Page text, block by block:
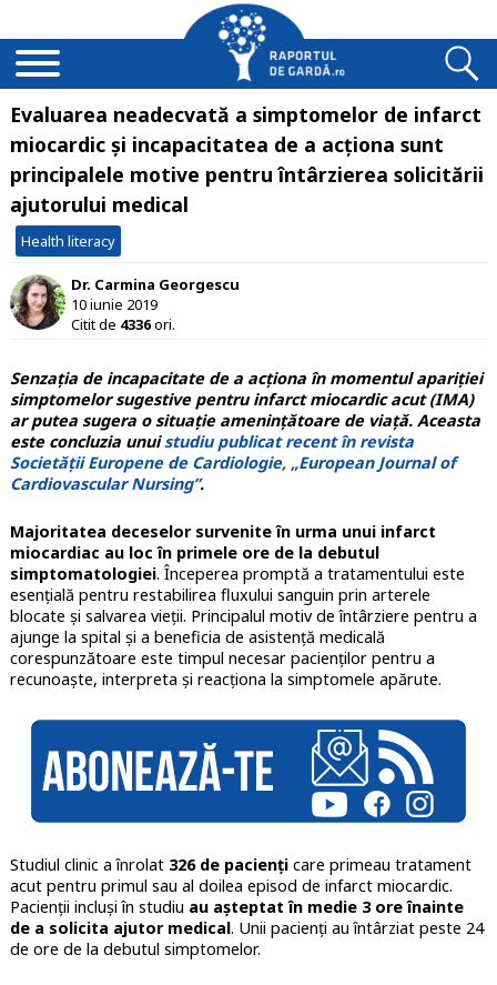
Evaluarea neadecvată a simptomelor de infarct
miocardic și incapacitatea de a acționa sunt
principalele motive pentru întârzierea solicitării
ajutorului medical
Health literacy
Dr. Carmina Georgescu
10 iunie 2019
Citit de 4336ori.
Senzația de incapacitate de a acționa în momentul apariției
simptomelor sugestive pentru infarct miocardic acut (IMA)
ar putea sugera o situație amenințătoare de viață. Aceasta
este concluzia unuistudiu publicat recent în revista
Societății Europene de Cardiologie, „European Journal of
Cardiovascular Nursing”.
Majoritatea deceselor survenite în urma unui infarct
miocardiac au loc în primele ore de la debutul
simptomatologiei. Începerea promptă a tratamentului este
esențială pentru restabilirea fluxului sanguin prin arterele
blocate și salvarea vieții. Principalul motiv de întârziere pentru a
ajunge la spital și a beneficia de asistență medicală
corespunzătoare este timpul necesar pacienților pentru a
recunoaște, interpreta și reacționa la simptomele apărute.
Studiul clinic a înrolat 326 de paciențicare primeau tratament
acut pentru primul sau al doilea episod de infarct miocardic.
Pacienții incluși în studiu au așteptat în medie 3 ore înainte
de a solicita ajutor medical. Unii pacienți au întârziat peste 24
de ore de la debutul simptomelor.